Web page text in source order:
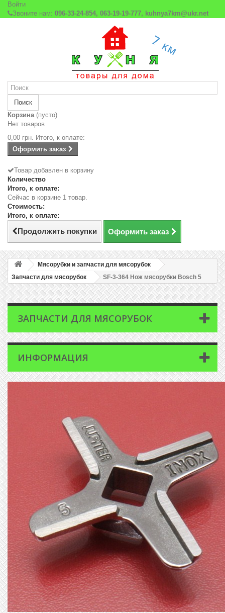
Войти
Звоните нам: 096-33-24-854, 063-19-19-777, kuhnya7km@ukr.net
Поиск
Корзина (пусто)
Нет товаров
0,00 грн. Итого, к оплате:
Оформить заказ
Товар добавлен в корзину
Количество
Итого, к оплате:
Сейчас в корзине 1 товар.
Стоимость:
Итого, к оплате:
Продолжить покупки Оформить заказ
Мясорубки и запчасти для мясорубок
Запчасти для мясорубок
SF-3-364 Нож мясорубки Bosch 5
ЗАПЧАСТИ ДЛЯ МЯСОРУБОК
ИНФОРМАЦИЯ